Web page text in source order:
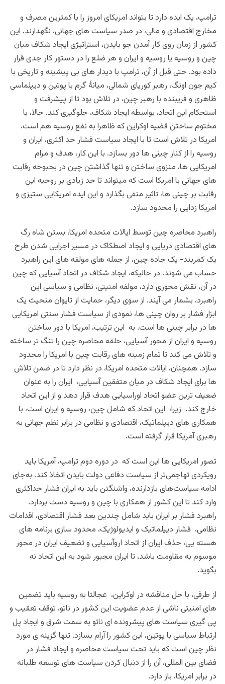
ترامپ، یک ایده دارد تا بتواند امریکای امروز را با کمترین مصرف و
مخارج اقتصادی و مالی، در صدر سیاست های جهانی، نگهدارند. این
کشور از زمان روی کار آمدن جو بایدن، استراتیژی ایجاد شکاف میان
چین و روسیه یا روسیه و ایران و هر ضلع را در دستور کار جدی قرار
داده بود. حتی قبل از آن، ترامپ با دیدار های بی پیشینه و تاریخی با
کیم جون اونگ، رهبر کوریای شمالی، میانۀ گرم با پوتین و دیپلماسی
ظاهری و فریبنده با رهبر چین، در تلاش بود تا از پیشرفت و
استحکام این اتحاد، بواسطه ایجاد شکاف، جلوگیری کند. حالا، با
مختوم ساختن قضیه اوکراین که ظاهرا به نفع روسیه هم است،
امریکا در تلاش است تا با ایجاد سیاست فشار حد اکثری، ایران و
روسیه را از کنار چینی ها دور بسازد. با این کار، هدف و مرام
امریکایی ها، منزوی ساختن و تنها گذاشتن چین در بحبوحه رقابت
های جهانی با امریکا است که میتواند تا حد زیادی بر روحیه این
رقابت بر چینی ها، تاثیر منفی بگذارد و این ایده امریکایی ستیزی و
امریکا زدایی را محدود سازد.
راهبرد محاصره چین توسط ایالات متحده امریکا، بستن شاه رگ
های اقتصادی دریایی و ایجاد اصطکاک در مسیر اجرایی شدن طرح
یک کمربند- یک جاده چین، از جمله های مولفه های این راهبرد
حساب می شوند. در حالیکه، ایجاد شکاف در اتحاد آسیایی که چین
در آن، نقش محوری دارد، مولفه امنیتی، نظامی و سیاسی این
راهبرد، بشمار می آیند. از سوی دیگر، حمایت از تایوان منحیث یک
ابزار فشار بر روان چینی ها، نمودی از سیاست فشار سنتی امریکایی
ها در برابر چینی ها است. به این ترتیب، امریکا با دور ساختن
روسیه و ایران از محور آسیایی، حلقه محاصره چین را تنگ تر ساخته
و تلاش می کند تا تمام زمینه های رقابت چین با امریکا را محدود
سازد. همچنان، ایالات متحده امریکا، در نظر دارد تا در ضمن تلاش
ها برای ایجاد شکاف در میان متفقین آسیایی، ایران را به‌ عنوان
ضعیف ترین عضو اتحاد اوراسیایی هدف قرار دهد و از این اتحاد
خارج کند. زیرا، این اتحاد که شامل چین، روسیه و ایران است، با
همکاری ‌های دیپلماتیک، اقتصادی و نظامی در برابر نظم جهانی به
رهبری آمریکا قرار گرفته است.
تصور امریکایی ها این است که در دوره دوم ترامپ، آمریکا باید
رویکردی تهاجمی‌تر از سیاست دفاعی دولت بایدن اتخاذ کند. به‌جای
ادامه سیاست‌های بازدارنده، واشنگتن باید به ایران فشار حداکثری
وارد کند تا این کشور از همکاری با چین و روسیه دست بردارد.
راهبرد فشار بر ایران باید شامل چندین بعد فشار اقتصادی، اقدامات
نظامی، فشار دیپلماتیک و ایدیولوژیک، محدود سازی برنامه های
هسته یی، حذف ایران از اتحاد اروآسیایی و تضعیف ایران در محور
موسوم به مقاومت باشد، تا ایران مجبور شود به این اتحاد نه
بگوید.
از طرفی، با حل مناقشه در اوکراین، عجالتا به روسیه باید تضمین
های امنیتی ناشی از عدم عضویت این کشور در ناتو، توقف تعقیب و
پی گیری سیاست های پیشرونده ای ناتو به سمت شرق و ایجاد پل
ارتباط سیاسی با پوتین، این کشور را آرام بسازد. تنها گزینه ی مورد
نظر چین است که باید تحت سیاست محاصره و ایجاد فشار در
فضای بین المللی، آن را از دنبال کردن سیاست های توسعه طلبانه
در برابر امریکا، باز دارد.